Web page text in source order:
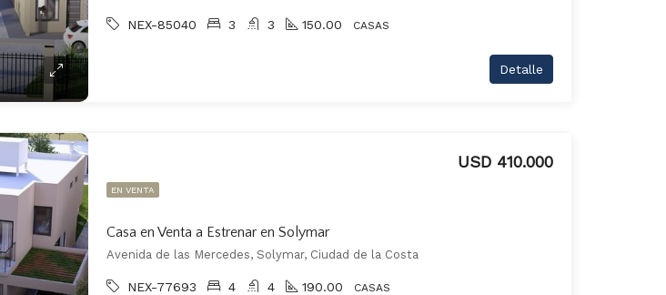
NEX-85040 3 3 150.00 CASAS
Detalle
EN VENTA
Casa en Venta a Estrenar en Solymar
USD 410.000
Avenida de las Mercedes, Solymar, Ciudad de la Costa
NEX-77693 4 4 190.00 CASAS